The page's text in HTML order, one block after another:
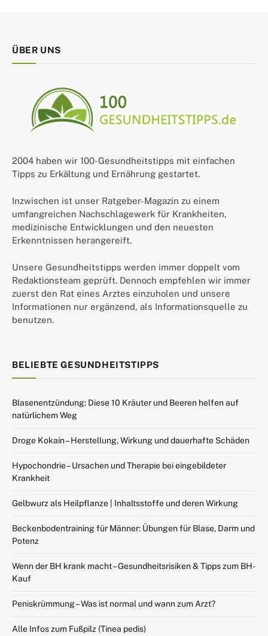
ÜBER UNS
2004 haben wir 100-Gesundheitstipps mit einfachen
Tipps zu Erkältung und Ernährung gestartet.
Inzwischen ist unser Ratgeber-Magazin zu einem
umfangreichen Nachschlagewerk für Krankheiten,
medizinische Entwicklungen und den neuesten
Erkenntnissen herangereift.
Unsere Gesundheitstipps werden immer doppelt vom
Redaktionsteam geprüft. Dennoch empfehlen wir immer
zuerst den Rat eines Arztes einzuholen und unsere
Informationen nur ergänzend, als Informationsquelle zu
benutzen.
BELIEBTE GESUNDHEITSTIPPS
Blasenentzündung: Diese 10 Kräuter und Beeren helfen auf
natürlichem Weg
Droge Kokain – Herstellung, Wirkung und dauerhafte Schäden
Hypochondrie – Ursachen und Therapie bei eingebildeter
Krankheit
Gelbwurz als Heilpflanze | Inhaltsstoffe und deren Wirkung
Beckenbodentraining für Männer: Übungen für Blase, Darm und
Potenz
Wenn der BH krank macht – Gesundheitsrisiken & Tipps zum BH-
Kauf
Peniskrümmung – Was ist normal und wann zum Arzt?
Alle Infos zum Fußpilz (Tinea pedis)